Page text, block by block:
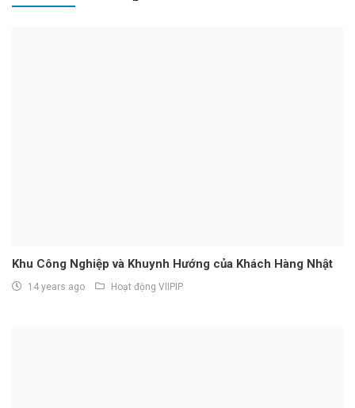
Khu Công Nghiệp và Khuynh Hướng của Khách Hàng Nhật
14 years ago Hoạt động VIIPIP